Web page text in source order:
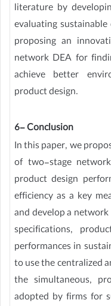
literature by
evaluating
proposing an
network DEA for
achieve better
product design.
6- Conclusion
In this paper, we
of two-stage
product design
efficiency as a key
and develop a
specifications,
performances in
to use the centralized
the simultaneous,
adopted by firms for